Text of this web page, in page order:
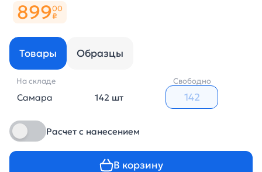
89900
₽
Товары Образцы
На складе
Самара 142 шт
Свободно
Расчет с нанесением
В корзину